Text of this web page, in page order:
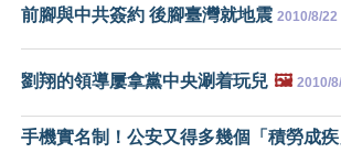
前腳與中共簽約 後腳臺灣就地震 2010/8/22
劉翔的領導屢拿黨中央涮着玩兒 🖼️ 2010/
手機實名制！公安又得多幾個「積勞成疾